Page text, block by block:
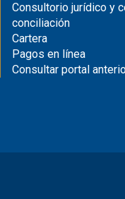
Consultorio jurídico y
conciliación
Cartera
Pagos en línea
Consultar portal